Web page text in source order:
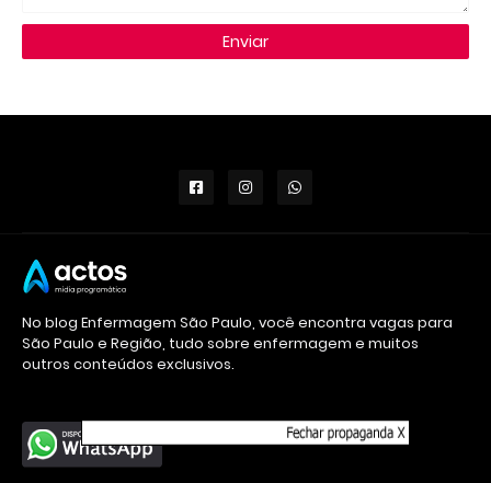
No blog Enfermagem São Paulo, você encontra vagas para
São Paulo e Região, tudo sobre enfermagem e muitos
outros conteúdos exclusivos.